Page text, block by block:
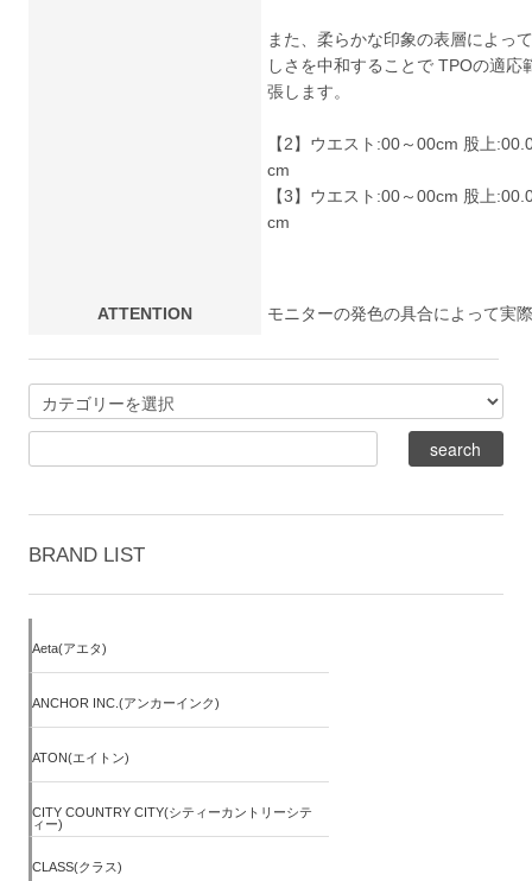
また、柔らかな印象の表層によっ
しさを中和することで TPOの適
張します。
【2】ウエスト:00～00cm 股上
cm
【3】ウエスト:00～00cm 股上
cm
ATTENTION モニターの発色の具合によって実
BRAND LIST
Aeta(アエタ)
ANCHOR INC.(アンカーインク)
ATON(エイトン)
CITY COUNTRY CITY(シティーカントリーシテ
ィー)
CLASS(クラス)